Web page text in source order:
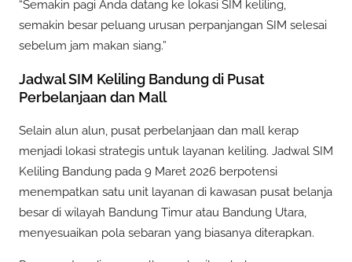
“Semakin pagi Anda datang ke lokasi SIM keliling,
semakin besar peluang urusan perpanjangan SIM selesai
sebelum jam makan siang.”
Jadwal SIM Keliling Bandung di Pusat
Perbelanjaan dan Mall
Selain alun alun, pusat perbelanjaan dan mall kerap
menjadi lokasi strategis untuk layanan keliling. Jadwal SIM
Keliling Bandung pada 9 Maret 2026 berpotensi
menempatkan satu unit layanan di kawasan pusat belanja
besar di wilayah Bandung Timur atau Bandung Utara,
menyesuaikan pola sebaran yang biasanya diterapkan.